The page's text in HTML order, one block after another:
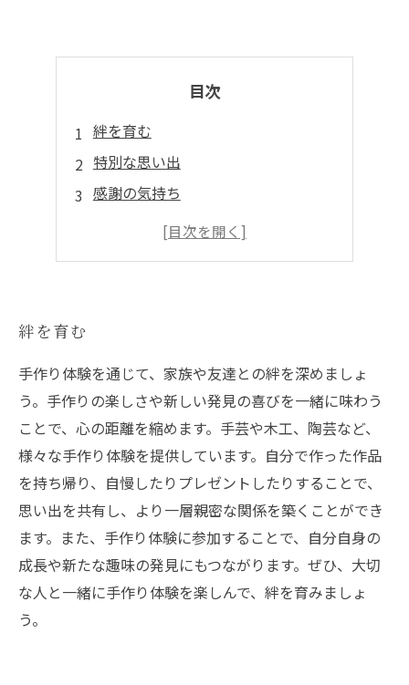
目次
絆を育む
特別な思い出
感謝の気持ち
楽しさと学び
絆を育む
手作り体験を通じて、家族や友達との絆を深めましょ
う。手作りの楽しさや新しい発見の喜びを一緒に味わう
ことで、心の距離を縮めます。手芸や木工、陶芸など、
様々な手作り体験を提供しています。自分で作った作品
を持ち帰り、自慢したりプレゼントしたりすることで、
思い出を共有し、より一層親密な関係を築くことができ
ます。また、手作り体験に参加することで、自分自身の
成長や新たな趣味の発見にもつながります。ぜひ、大切
な人と一緒に手作り体験を楽しんで、絆を育みましょ
う。